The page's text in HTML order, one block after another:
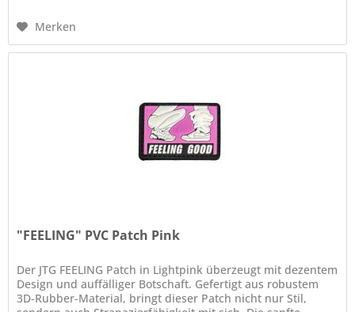
Merken
"FEELING" PVC Patch Pink
Der JTG FEELING Patch in Lightpink überzeugt mit dezentem
Design und auffälliger Botschaft. Gefertigt aus robustem
3D-Rubber-Material, bringt dieser Patch nicht nur Stil,